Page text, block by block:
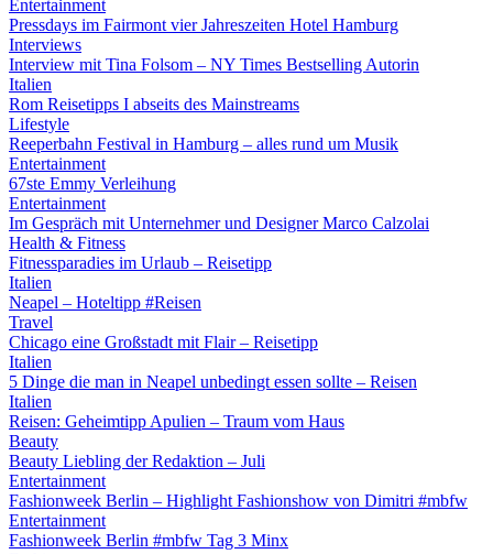
Entertainment
Pressdays im Fairmont vier Jahreszeiten Hotel Hamburg
Interviews
Interview mit Tina Folsom – NY Times Bestselling Autorin
Italien
Rom Reisetipps I abseits des Mainstreams
Lifestyle
Reeperbahn Festival in Hamburg – alles rund um Musik
Entertainment
67ste Emmy Verleihung
Entertainment
Im Gespräch mit Unternehmer und Designer Marco Calzolai
Health & Fitness
Fitnessparadies im Urlaub – Reisetipp
Italien
Neapel – Hoteltipp #Reisen
Travel
Chicago eine Großstadt mit Flair – Reisetipp
Italien
5 Dinge die man in Neapel unbedingt essen sollte – Reisen
Italien
Reisen: Geheimtipp Apulien – Traum vom Haus
Beauty
Beauty Liebling der Redaktion – Juli
Entertainment
Fashionweek Berlin – Highlight Fashionshow von Dimitri #mbfw
Entertainment
Fashionweek Berlin #mbfw Tag 3 Minx